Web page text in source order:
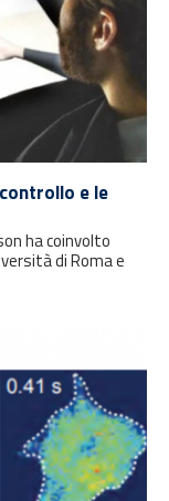
e le
ha coinvolto
di Roma e